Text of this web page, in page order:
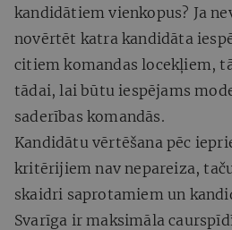
kandidātiem vienkopus? Ja
novērtēt katra kandidāta
citiem komandas locekļiem,
tādai, lai būtu iespējams
saderības komandās.
Kandidātu vērtēšana pēc
kritērijiem nav nepareiza,
skaidri saprotamiem un
Svarīga ir maksimāla